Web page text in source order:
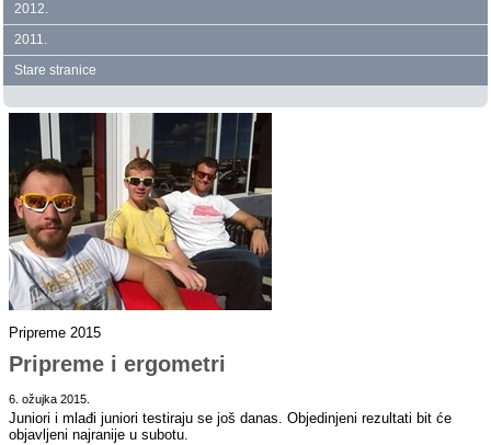
2012.
2011.
Stare stranice
Pripreme 2015
Pripreme i ergometri
6. ožujka 2015.
Juniori i mlađi juniori testiraju se još danas. Objedinjeni rezultati bit će
objavljeni najranije u subotu.